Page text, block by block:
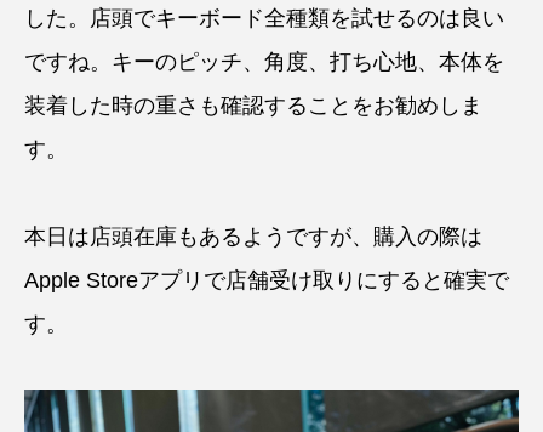
した。店頭でキーボード全種類を試せるのは良い
ですね。キーのピッチ、角度、打ち心地、本体を
装着した時の重さも確認することをお勧めしま
す。
本日は店頭在庫もあるようですが、購入の際は
Apple Storeアプリで店舗受け取りにすると確実で
す。